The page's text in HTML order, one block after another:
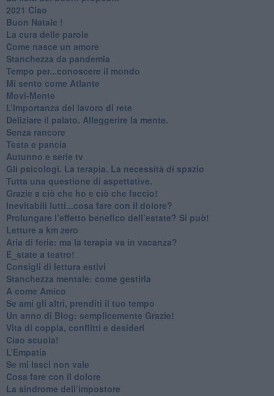
2021 Ciao
Buon Natale !
​La cura delle parole
​Come nasce un amore
Stanchezza da pandemia
​Tempo per...conoscere il mondo
​Mi sento come Atlante
​Movi-Mente
​L’importanza del lavoro di rete
​Deliziare il palato. Alleggerire la mente.
​Senza rancore
​Testa e pancia
​Autunno e serie tv
​Gli psicologi. La terapia. La necessità di spazio
​Tutta una questione di aspettative.
​Grazie a ciò che ho e ciò che faccio!
​Inevitabili lutti...cosa fare con il dolore?
Prolungare l’effetto benefico dell’estate? Si può!
​Letture a km zero
​Aria di ferie: ma la terapia va in vacanza?
​E_state a teatro!
​Consigli di lettura estivi
​Stanchezza mentale: come gestirla
​A come Amico
​Se ami gli altri, prenditi il tuo tempo
​Un anno di Blog: semplicemente Grazie!
​Vita di coppia, conflitti e desideri
​Ciao scuola!
​L’Empatia
​Se mi lasci non vale
Cosa fare con il dolore
​La sindrome dell’impostore